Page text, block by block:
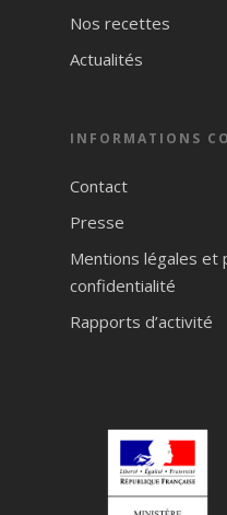
Nos recettes
Actualités
INFORMATIONS
Contact
Presse
Mentions légales et
confidentialité
Rapports d’activité